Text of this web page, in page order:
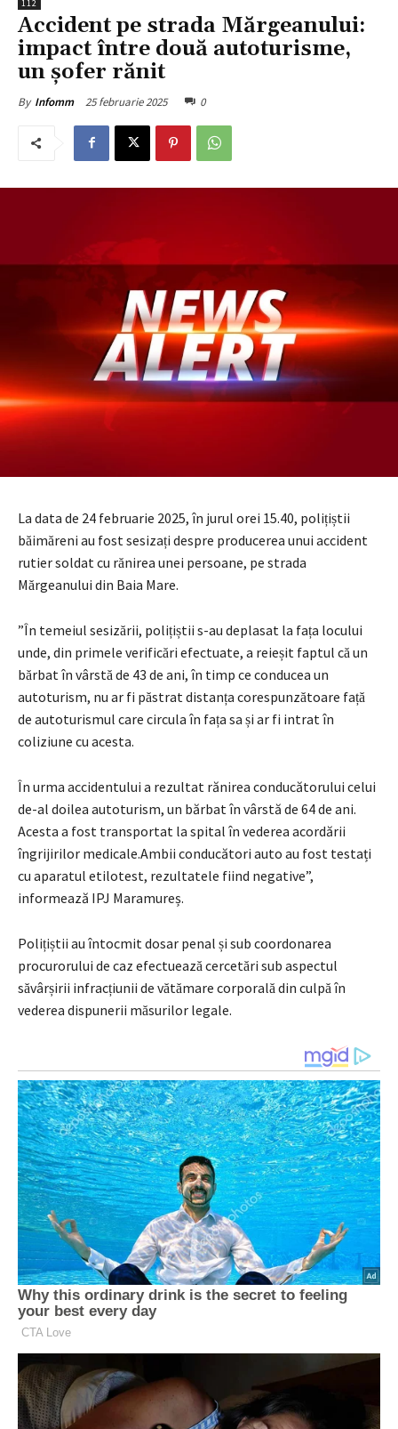
112
Accident pe strada Mărgeanului:
impact între două autoturisme,
un șofer rănit
By Infomm 25 februarie 2025 0
La data de 24 februarie 2025, în jurul orei 15.40, polițiștii
băimăreni au fost sesizați despre producerea unui accident
rutier soldat cu rănirea unei persoane, pe strada
Mărgeanului din Baia Mare.
”În temeiul sesizării, polițiștii s-au deplasat la fața locului
unde, din primele verificări efectuate, a reieșit faptul că un
bărbat în vârstă de 43 de ani, în timp ce conducea un
autoturism, nu ar fi păstrat distanța corespunzătoare față
de autoturismul care circula în fața sa și ar fi intrat în
coliziune cu acesta.
În urma accidentului a rezultat rănirea conducătorului celui
de-al doilea autoturism, un bărbat în vârstă de 64 de ani.
Acesta a fost transportat la spital în vederea acordării
îngrijirilor medicale.Ambii conducători auto au fost testați
cu aparatul etilotest, rezultatele fiind negative”,
informează IPJ Maramureș.
Polițiștii au întocmit dosar penal și sub coordonarea
procurorului de caz efectuează cercetări sub aspectul
săvârșirii infracțiunii de vătămare corporală din culpă în
vederea dispunerii măsurilor legale.